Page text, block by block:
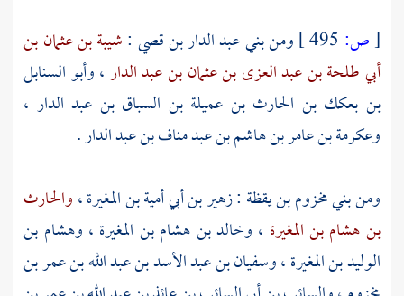
[ص: ومنبني عبد الدار بن قصي :شيبة بن عثمان بن
أبي طلحة بن عبد العزى بن عثمان بن عبد الدار،وأبو السنابل
بن بعكك بن الحارث بن عميلة بن السباق بن عبد الدار ،
وعكرمة بن عامر بن هاشم بن عبد مناف بن عبد الدار.
ومنبني مخزوم بن يقظة :زهير بن أبي أمية بن المغيرة،والحارث
بن هشام بن المغيرة ، وخالد بن هشام بن المغيرة ، وهشام بن
الوليد بن المغيرة،وسفيان بن عبد الأسد بن عبد الله بن عمر بن